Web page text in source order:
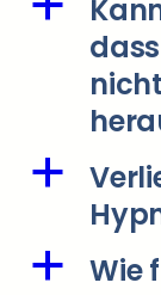
a
a
Wie